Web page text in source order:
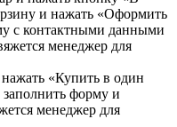
и нажать «Оформить
с контактными данными
менеджер для
«Купить в один
форму и
менеджер для